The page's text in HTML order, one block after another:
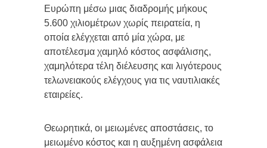
Ευρώπη μέσω μιας διαδρομής μήκους
5.600 χιλιομέτρων χωρίς πειρατεία, η
οποία ελέγχεται από μία χώρα, με
αποτέλεσμα χαμηλό κόστος ασφάλισης,
χαμηλότερα τέλη διέλευσης και λιγότερους
τελωνειακούς ελέγχους για τις ναυτιλιακές
εταιρείες.
Θεωρητικά, οι μειωμένες αποστάσεις, το
μειωμένο κόστος και η αυξημένη ασφάλεια